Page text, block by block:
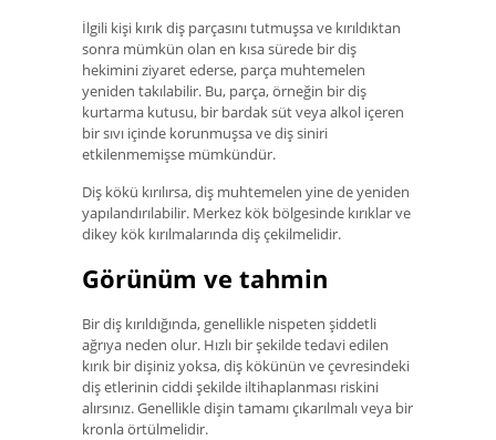
İlgili kişi kırık diş parçasını tutmuşsa ve kırıldıktan
sonra mümkün olan en kısa sürede bir diş
hekimini ziyaret ederse, parça muhtemelen
yeniden takılabilir. Bu, parça, örneğin bir diş
kurtarma kutusu, bir bardak süt veya alkol içeren
bir sıvı içinde korunmuşsa ve diş siniri
etkilenmemişse mümkündür.
Diş kökü kırılırsa, diş muhtemelen yine de yeniden
yapılandırılabilir. Merkez kök bölgesinde kırıklar ve
dikey kök kırılmalarında diş çekilmelidir.
Görünüm ve tahmin
Bir diş kırıldığında, genellikle nispeten şiddetli
ağrıya neden olur. Hızlı bir şekilde tedavi edilen
kırık bir dişiniz yoksa, diş kökünün ve çevresindeki
diş etlerinin ciddi şekilde iltihaplanması riskini
alırsınız. Genellikle dişin tamamı çıkarılmalı veya bir
kronla örtülmelidir.